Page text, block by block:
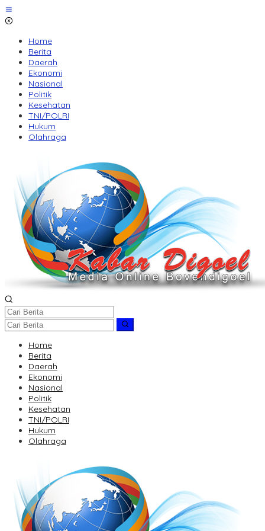
Lewati
ke
Home
Berita
Daerah
Ekonomi
Nasional
Politik
Kesehatan
TNI/POLRI
Hukum
Olahraga
Home
Berita
Daerah
Ekonomi
Nasional
Politik
Kesehatan
TNI/POLRI
Hukum
Olahraga